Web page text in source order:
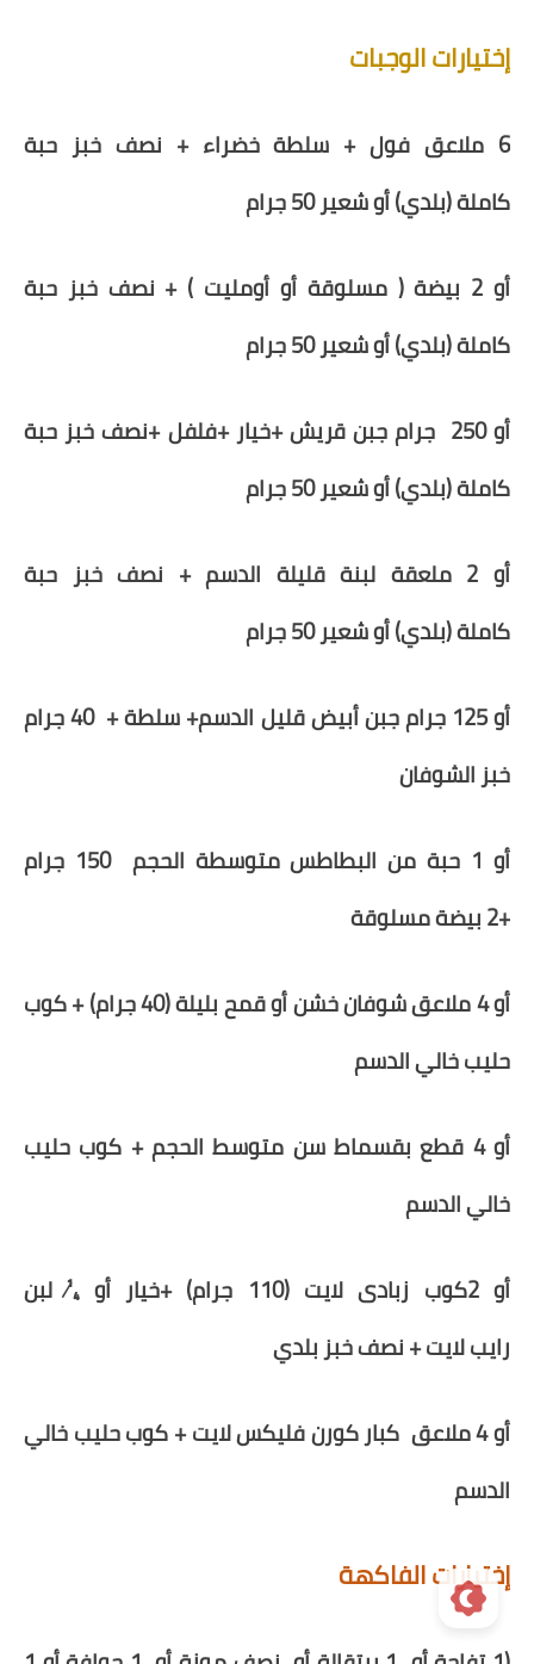
إختيارات الوجبات
6 ملاعق فول + سلطة خضراء + نصف خبز حبة
كاملة(بلدي)أو شعير50جرام
أو 2 بيضة ( مسلوقة أو أومليت ) + نصف خبز حبة
كاملة(بلدي)أو شعير50جرام
أو 250 جرام جبن قريش + خيار +فلفل+نصف خبز حبة
كاملة(بلدي)أو شعير50جرام
أو 2 ملعقة لبنة قليلة الدسم + نصف خبز حبة
كاملة(بلدي)أو شعير50جرام
أو 125 جرام جبن أبيض قليل الدسم+ سلطة + 40 جرام
خبز الشوفان
أو 1 حبة من ال
بطاطس متوسطة الحجم 150 جرام
+
2بيضة مسلوقة
أو 4 ملاعق شوفان خشن أو قمح بليلة (40 جرام)
+ كوب
حليب خالي الدسم
أو 4 قطع بقسماط سن متوسط الحجم + كوب حليب
خالي الدسم
أو2كوب زبادى لايت (110 جرام) +خيار أو
¼ لبن
رايبلايت+ نصف خبز بلدي
أو 4 ملاعق كبار كورن فليكس لايت + كوب حليب خالي
الدسم
إختيارات الفاكهة